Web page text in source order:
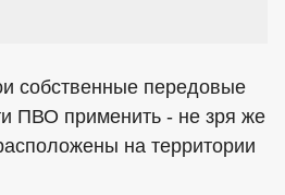
собственные передовые
ПВО применить - не зря же
на территории